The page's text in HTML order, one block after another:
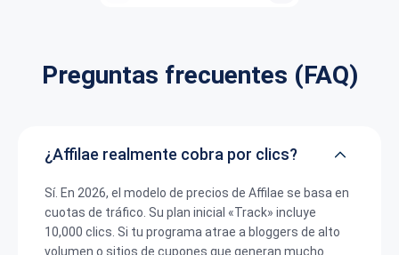
Preguntas frecuentes (FAQ)
¿Affilae realmente cobra por clics?
Sí. En 2026, el modelo de precios de Affilae se basa en
cuotas de tráfico. Su plan inicial «Track» incluye
10,000 clics. Si tu programa atrae a bloggers de alto
volumen o sitios de cupones que generan mucho